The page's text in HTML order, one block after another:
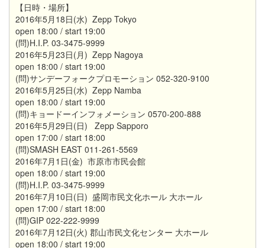
【日時・場所】
2016年5月18日(水) Zepp Tokyo
open 18:00 / start 19:00
(問)H.I.P. 03-3475-9999
2016年5月23日(月) Zepp Nagoya
open 18:00 / start 19:00
(問)サンデーフォークプロモーション 052-320-9100
2016年5月25日(水) Zepp Namba
open 18:00 / start 19:00
(問)キョードーインフォメーション 0570-200-888
2016年5月29日(日) Zepp Sapporo
open 17:00 / start 18:00
(問)SMASH EAST 011-261-5569
2016年7月1日(金) 市原市市民会館
open 18:00 / start 19:00
(問)H.I.P. 03-3475-9999
2016年7月10日(日) 盛岡市民文化ホール 大ホール
open 17:00 / start 18:00
(問)GIP 022-222-9999
2016年7月12日(火) 郡山市民文化センター 大ホール
open 18:00 / start 19:00